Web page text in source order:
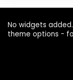
No widgets
theme options -